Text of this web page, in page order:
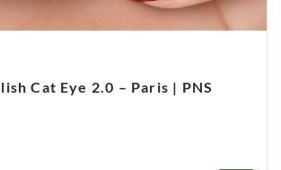
Cat Eye 2.0 – Paris | PNS